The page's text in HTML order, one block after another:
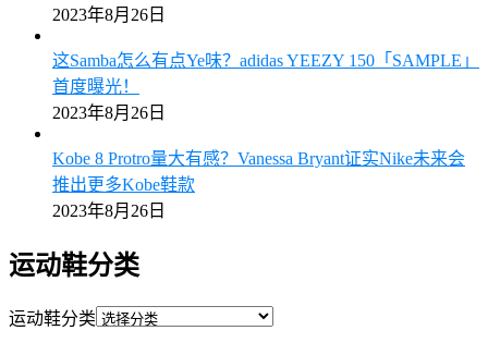
2023年8月26日
这Samba怎么有点Ye味？adidas YEEZY 150「SAMPLE」
首度曝光！
2023年8月26日
Kobe 8 Protro量大有感？Vanessa Bryant证实Nike未来会
推出更多Kobe鞋款
2023年8月26日
运动鞋分类
运动鞋分类